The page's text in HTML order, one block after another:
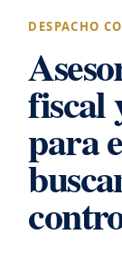
DESPACHO
fiscal
para